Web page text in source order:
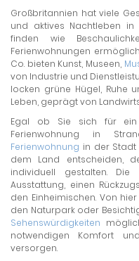
Großbritannien hat viele
und aktives Nachtleben
finden wie
Ferienwohnungen
Co. bieten Kunst, Museen,
von Industrie und
locken grüne Hügel, Ruhe
Leben, geprägt von
Egal ob Sie sich für ein
Ferienwohnung in
Ferienwohnung in der
dem Land entscheiden,
individuell gestalten. Die
Ausstattung, einen
den Einheimischen. Von
den Naturpark oder
Sehenswürdigkeiten
notwendigen Komfort
versorgen.